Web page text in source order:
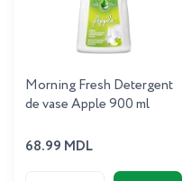
Morning Fresh Detergent
de vase Apple 900 ml
68.99 MDL